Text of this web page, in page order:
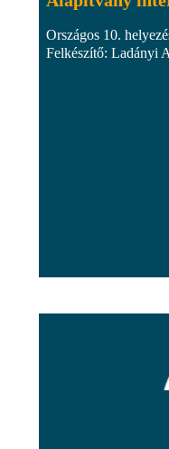
Országos 10.
Felkészítő: Ladányi